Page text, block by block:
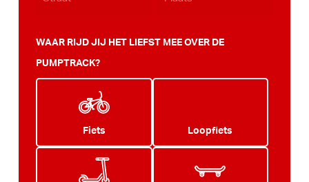
WAAR RIJD JIJ HET LIEFST MEE OVER DE
PUMPTRACK?
Fiets Loopfiets